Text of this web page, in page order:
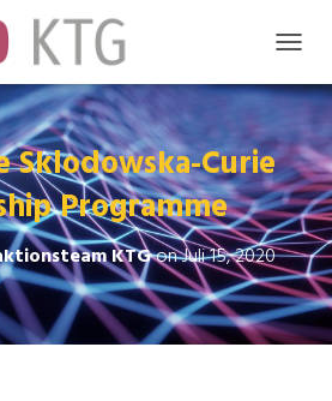
O
G
L
E
N
A
V
I
G
A
T
Sklodowska-Curie
Programme
KTGonJuli 15, 2020